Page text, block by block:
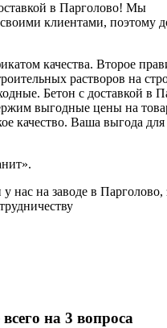
в Парголово! Мы
своими клиентами, поэтому
качества. Второе
растворов на
Бетон с доставкой в
выгодные цены на
качество. Ваша выгода для
нас на заводе в Парголово,
на 3 вопроса